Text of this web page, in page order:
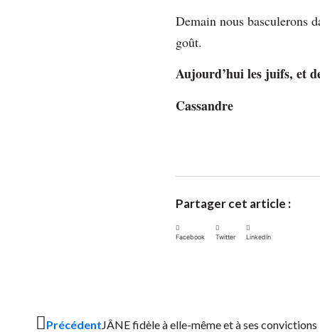
Demain nous basculerons
goût.
Aujourd’hui les juifs, et
Cassandre
Partager cet article :
Facebook Twitter LinkedIn
Précédent JÂNE fidèle à elle-même et à ses convictions